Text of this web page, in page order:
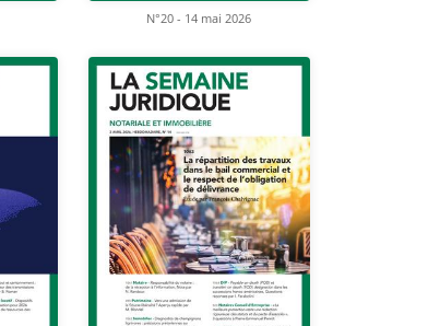
N°20 - 14 mai 2026